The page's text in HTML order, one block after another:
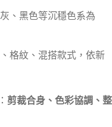
、黑色等沉穩色系為
格紋、混搭款式，依新
剪裁合身、色彩協調、整